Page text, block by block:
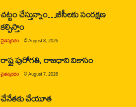
చట్టం చేస్తున్నాం…బీసీలకు సంరక్షణ
కల్పిస్తాం
చైతన్యరధం @August 8, 2026
రాష్ట్ర పురోగతి, రాజధాని వికాసం
చైతన్యరధం @August 7, 2026
చేనేతకు చేయూత